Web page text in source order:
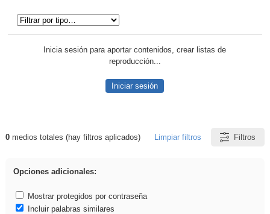
Inicia sesión para aportar contenidos, crear listas de
reproducción...
Iniciar sesión
Resultados de: cortar
0medios totales (hay filtros aplicados) Limpiar filtros Filtros
Opciones adicionales:
Mostrar protegidos por contraseña
Incluir palabras similares